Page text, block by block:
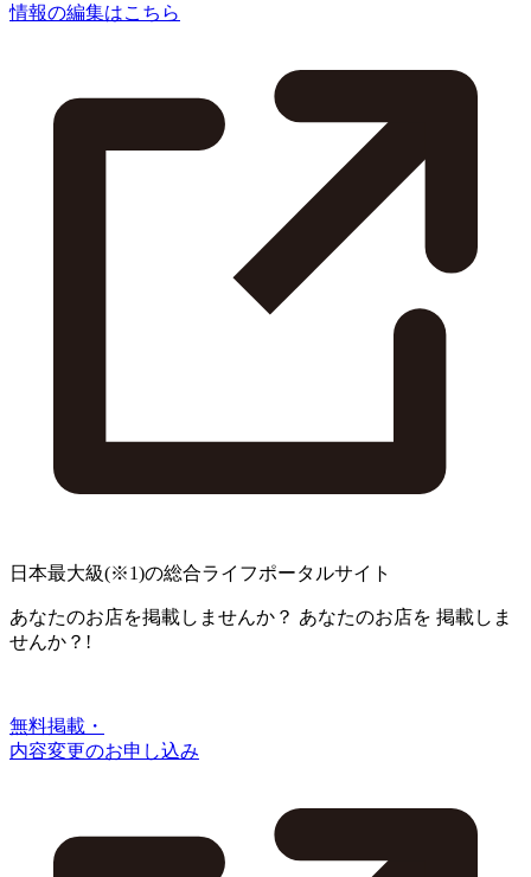
情報の編集はこちら
日本最大級(※1)の総合ライフポータルサイト
あなたのお店を掲載しませんか？ あなたのお店を 掲載しま
せんか？!
無料掲載・
内容変更のお申し込み